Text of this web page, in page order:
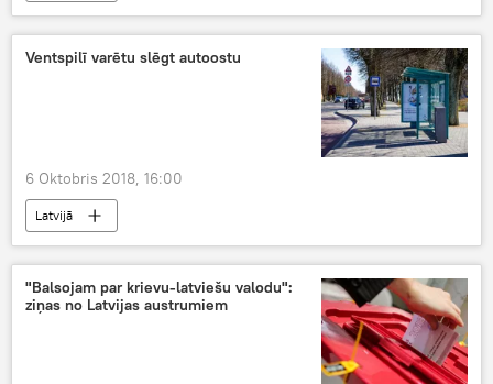
Ventspilī varētu slēgt autoostu
6 Oktobris 2018, 16:00
Latvijā
"Balsojam par krievu-latviešu valodu":
ziņas no Latvijas austrumiem